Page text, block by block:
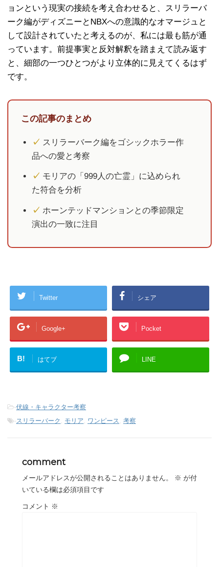
ョンという現実の接続を考え合わせると、スリラーバ
ーク編がディズニーとNBXへの意識的なオマージュと
して設計されていたと考えるのが、私には最も筋が通
っています。前提事実と反対解釈を踏まえて読み返す
と、細部の一つひとつがより立体的に見えてくるはず
です。
この記事のまとめ
✓ スリラーバーク編をゴシックホラー作
品への愛と考察
✓ モリアの「999人の亡霊」に込められ
た符合を分析
✓ ホーンテッドマンションとの季節限定
演出の一致に注目
Twitter シェア
Google+ Pocket
B! はてブ LINE
-伏線・キャラクター考察
-スリラーバーク , モリア, ワンピース, 考察
comment
メールアドレスが公開されることはありません。 ※ が付
いている欄は必須項目です
コメント ※